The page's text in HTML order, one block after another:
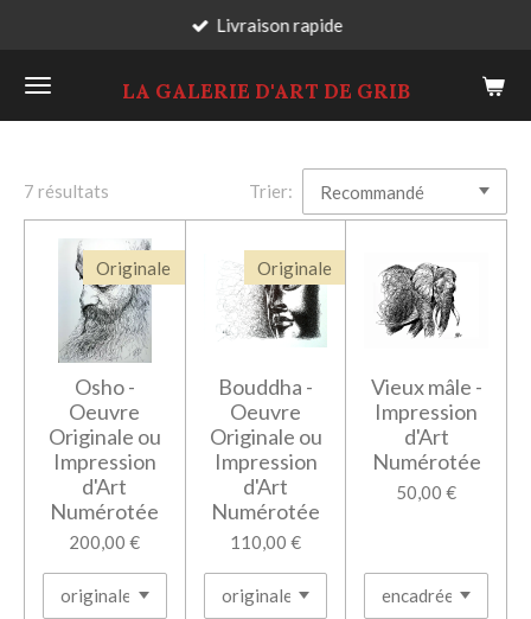
contenu
principal
LA GALERIE D'ART DE GRIB
Livraison rapide
7 résultats Trier:
Originale
Osho -
Oeuvre
Originale ou
Impression
d'Art
Numérotée
200,00 €
Originale
Bouddha -
Oeuvre
Originale ou
Impression
d'Art
Numérotée
110,00 €
Vieux mâle -
Impression
d'Art
Numérotée
50,00 €